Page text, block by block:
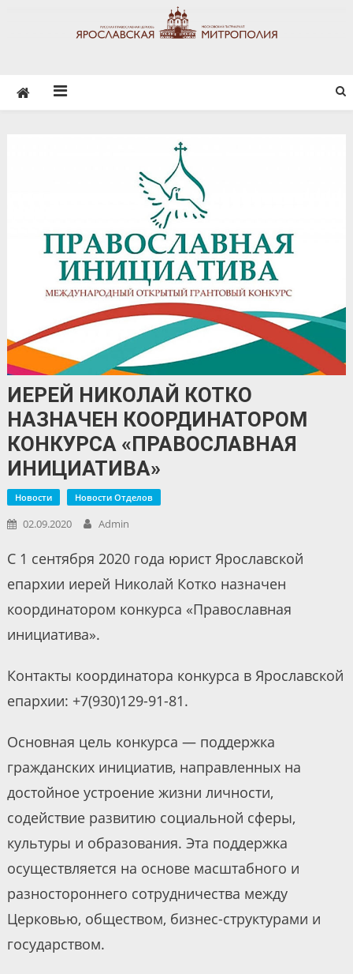
ИЕРЕЙ НИКОЛАЙ КОТКО
НАЗНАЧЕН КООРДИНАТОРОМ
КОНКУРСА «ПРАВОСЛАВНАЯ
ИНИЦИАТИВА»
Новости Новости Отделов
02.09.2020 Admin
С 1 сентября 2020 года юрист Ярославской
епархии иерей Николай Котко назначен
координатором конкурса «Православная
инициатива».
Контакты координатора конкурса в Ярославской
епархии: +7(930)129-91-81.
Основная цель конкурса — поддержка
гражданских инициатив, направленных на
достойное устроение жизни личности,
содействие развитию социальной сферы,
культуры и образования. Эта поддержка
осуществляется на основе масштабного и
разностороннего сотрудничества между
Церковью, обществом, бизнес-структурами и
государством.